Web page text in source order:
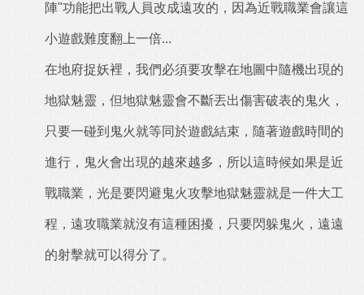
陣"功能把出戰人員改成遠攻的，因為近戰職業會讓這
小遊戲難度翻上一倍...
在地府捉妖裡，我們必須要攻擊在地圖中隨機出現的
地獄魅靈，但地獄魅靈會不斷丟出傷害破表的鬼火，
只要一碰到鬼火就等同於遊戲結束，隨著遊戲時間的
進行，鬼火會出現的越來越多，所以這時候如果是近
戰職業，光是要閃避鬼火攻擊地獄魅靈就是一件大工
程，遠攻職業就沒有這種困擾，只要閃躲鬼火，遠遠
的射擊就可以得分了。